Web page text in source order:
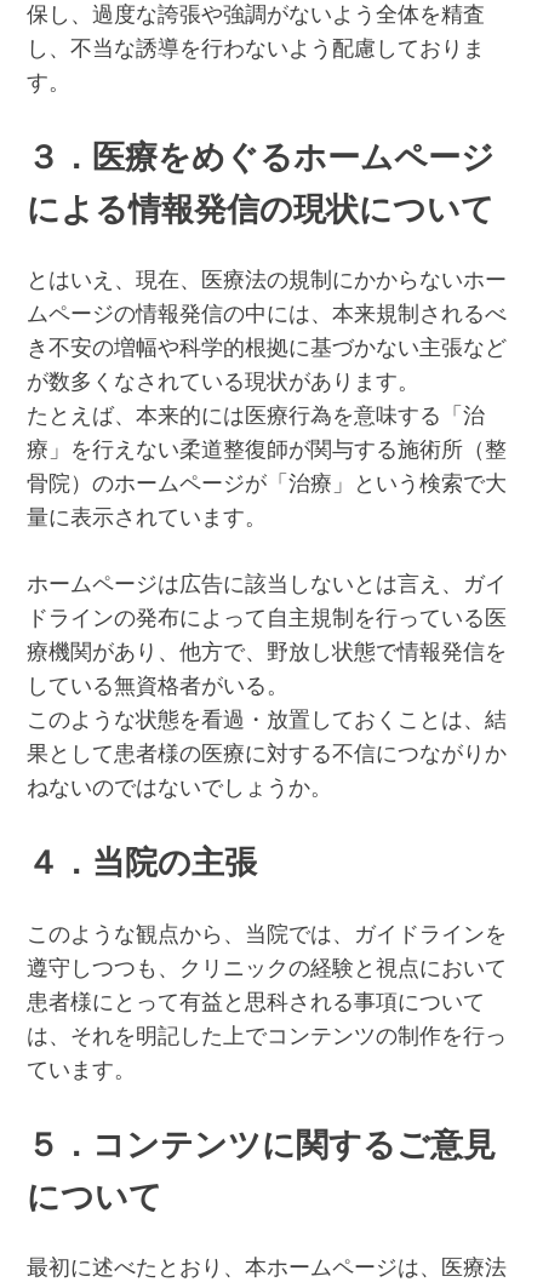
保し、過度な誇張や強調がないよう全体を精査
し、不当な誘導を行わないよう配慮しておりま
す。
３．医療をめぐるホームページ
による情報発信の現状について
とはいえ、現在、医療法の規制にかからないホー
ムページの情報発信の中には、本来規制されるべ
き不安の増幅や科学的根拠に基づかない主張など
が数多くなされている現状があります。
たとえば、本来的には医療行為を意味する「治
療」を行えない柔道整復師が関与する施術所（整
骨院）のホームページが「治療」という検索で大
量に表示されています。
ホームページは広告に該当しないとは言え、ガイ
ドラインの発布によって自主規制を行っている医
療機関があり、他方で、野放し状態で情報発信を
している無資格者がいる。
このような状態を看過・放置しておくことは、結
果として患者様の医療に対する不信につながりか
ねないのではないでしょうか。
４．当院の主張
このような観点から、当院では、ガイドラインを
遵守しつつも、クリニックの経験と視点において
患者様にとって有益と思科される事項について
は、それを明記した上でコンテンツの制作を行っ
ています。
５．コンテンツに関するご意見
について
最初に述べたとおり、本ホームページは、医療法